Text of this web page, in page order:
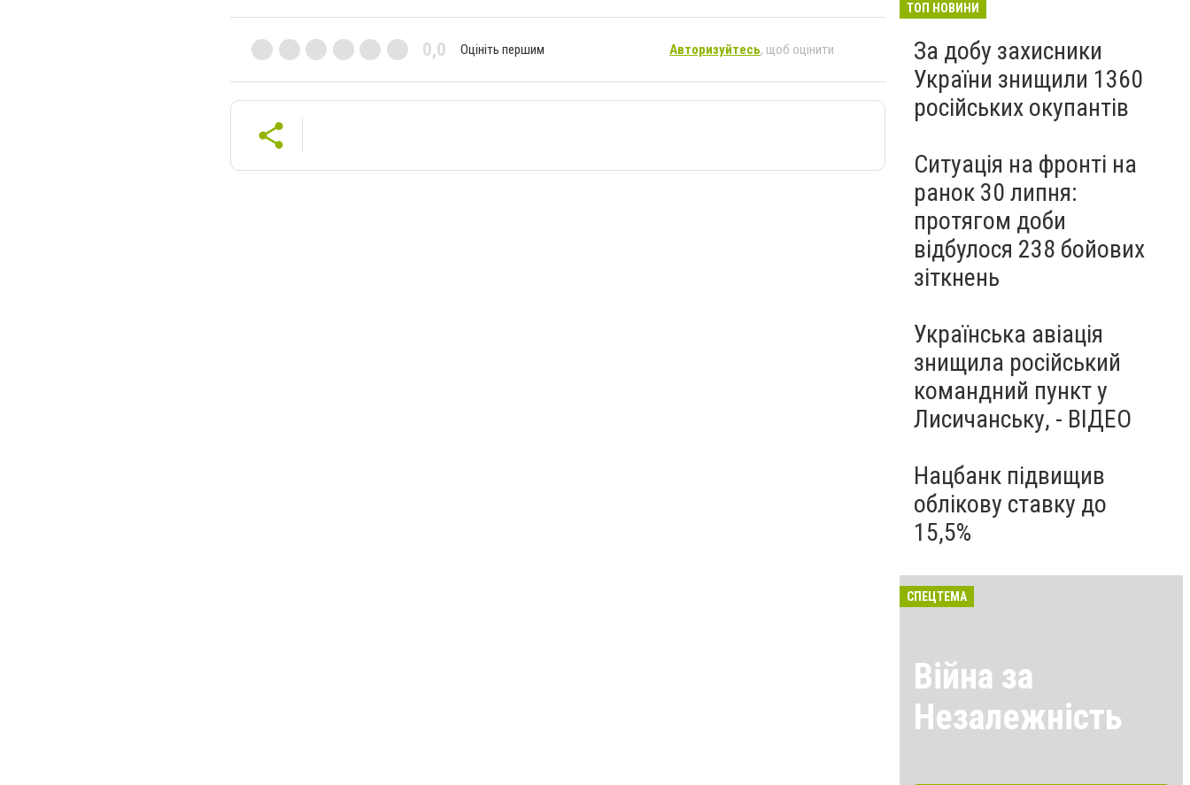
0,0 Оцініть першим Авторизуйтесь, щоб оцінити
ТОП НОВИНИ
За добу захисники
України знищили 1360
російських окупантів
Ситуація на фронті на
ранок 30 липня:
протягом доби
відбулося 238 бойових
зіткнень
Українська авіація
знищила російський
командний пункт у
Лисичанську, - ВІДЕО
Нацбанк підвищив
облікову ставку до
15,5%
СПЕЦТЕМА
Війна за
Незалежність